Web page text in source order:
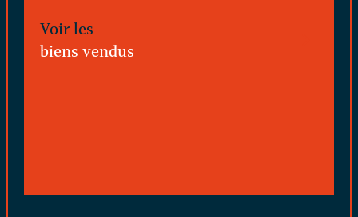
Voir les
biens vendus